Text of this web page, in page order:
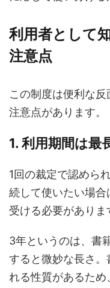
利用者として
注意点
この制度は便利な
注意点があります。
1. 利用期間は最
1回の裁定で認めら
続して使いたい場
受ける必要がありま
3年というのは、書
すると微妙な長さ。
れる性質があるた